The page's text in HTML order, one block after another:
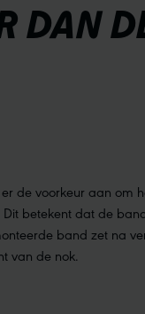
DAN
de voorkeur aan om
betekent dat de
band zet na
van de nok.